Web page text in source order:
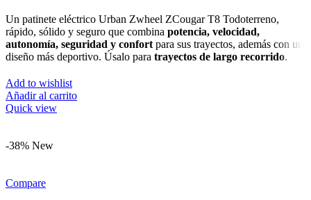
Un patinete eléctrico Urban Zwheel ZCougar T8 Todoterreno,
rápido, sólido y seguro que combina potencia, velocidad,
autonomía, seguridad y confort para sus trayectos, además con un
diseño más deportivo. Úsalo para trayectos de largo recorrido.
Add to wishlist
Añadir al carrito
Quick view
-38% New
Compare